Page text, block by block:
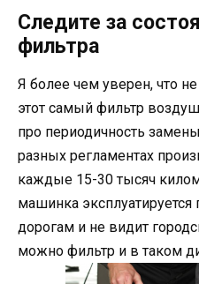
Следите за
фильтра
Я более чем уверен, что
этот самый фильтр
про периодичность
разных регламентах
каждые 15-30 тысяч
машинка
дорогам и не видит
можно фильтр и в таком